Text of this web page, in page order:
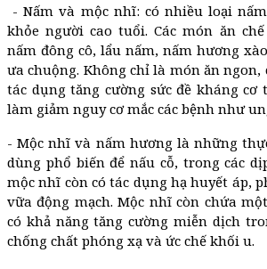
-Nấm và mộc nhĩ: có nhiều loại
khỏe người cao tuổi. Các món ăn
nấm đông cô, lẩu nấm, nấm hương
ưa chuộng. Không chỉ là món ăn ngon,
tác dụng tăng cường sức đề kháng cơ
làm giảm nguy cơ mắc các bệnh như
- Mộc nhĩ và nấm hương là những
dùng phổ biến để nấu cỗ, trong các
mộc nhĩ còn có tác dụng hạ huyết áp,
vữa động mạch. Mộc nhĩ còn chứa
có khả năng tăng cường miễn dịch
chống chất phóng xạ và ức chế khối u.